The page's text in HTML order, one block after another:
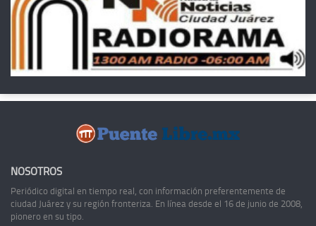
NOSOTROS
Periódico digital en tiempo real, con información preferentemente de
ciudad Juárez y su región fronteriza. En línea desde el 16 de junio de 2008,
pionero en su tipo.